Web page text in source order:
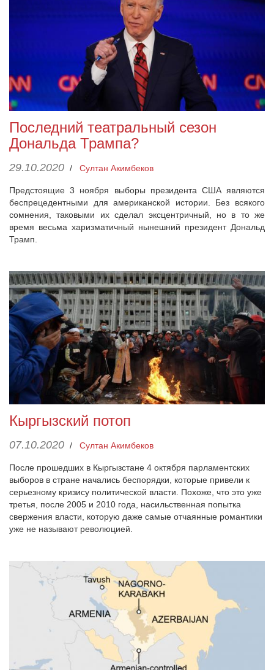
Последний театральный сезон
Дональда Трампа?
29.10.2020 / Султан Акимбеков
Предстоящие 3 ноября выборы президента США являются
беспрецедентными для американской истории. Без всякого
сомнения, таковыми их сделал эксцентричный, но в то же
время весьма харизматичный нынешний президент Дональд
Трамп.
Кыргызский потоп
07.10.2020 / Султан Акимбеков
После прошедших в Кыргызстане 4 октября парламентских
выборов в стране начались беспорядки, которые привели к
серьезному кризису политической власти. Похоже, что это уже
третья, после 2005 и 2010 года, насильственная попытка
свержения власти, которую даже самые отчаянные романтики
уже не называют революцией.